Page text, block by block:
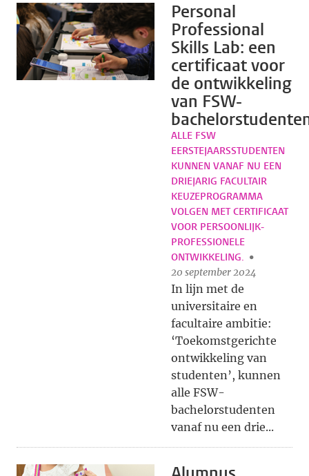
Personal
Professional
Skills Lab: een
certificaat voor
de ontwikkeling
van FSW-
ALLE FSW
EERSTEJAARSSTUDENTEN
KUNNEN VANAF NU EEN
DRIEJARIG FACULTAIR
KEUZEPROGRAMMA
VOLGEN MET CERTIFICAAT
VOOR PERSOONLIJK-
PROFESSIONELE
ONTWIKKELING.
20 september 2024
In lijn met de
universitaire en
facultaire ambitie:
‘Toekomstgerichte
ontwikkeling van
studenten’, kunnen
alle FSW-
bachelorstudenten
vanaf nu een drie...